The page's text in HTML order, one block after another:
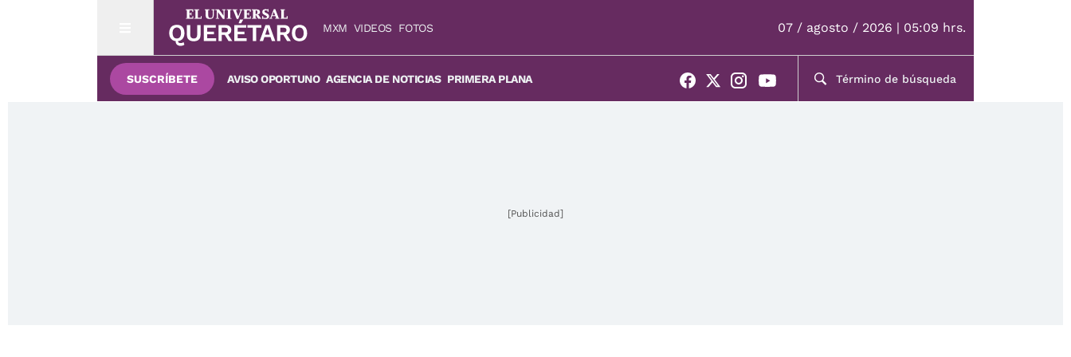
MXM VIDEOS FOTOS 07 / agosto / 2026 | 05:09 hrs.
SUSCRÍBETE AVISO OPORTUNO AGENCIA DE NOTICIAS PRIMERA PLANA
[Publicidad]